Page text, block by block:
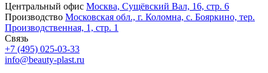
Центральный офис Москва, Сущёвский Вал, 16, стр. 6
Производство Московская обл., г. Коломна, с. Бояркино, тер.
Производственная, 1, стр. 1
Связь
+7 (495) 025-03-33
info@beauty-plast.ru